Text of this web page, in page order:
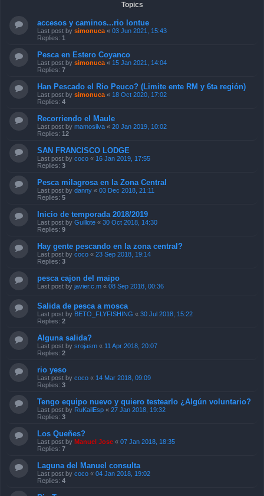
Topics
accesos y caminos...rio lontue
Last post by simonuca « 03 Jun 2021, 15:43
Replies: 1
Pesca en Estero Coyanco
Last post by simonuca « 15 Jan 2021, 14:04
Replies: 7
Han Pescado el Rio Peuco? (Limite ente RM y 6ta región)
Last post by simonuca « 18 Oct 2020, 17:02
Replies: 4
Recorriendo el Maule
Last post by mamosilva « 20 Jan 2019, 10:02
Replies: 12
SAN FRANCISCO LODGE
Last post by coco « 16 Jan 2019, 17:55
Replies: 3
Pesca milagrosa en la Zona Central
Last post by danny « 03 Dec 2018, 21:11
Replies: 5
Inicio de temporada 2018/2019
Last post by Guillote « 30 Oct 2018, 14:30
Replies: 9
Hay gente pescando en la zona central?
Last post by coco « 23 Sep 2018, 19:14
Replies: 3
pesca cajon del maipo
Last post by javier.c.m « 08 Sep 2018, 00:36
Salida de pesca a mosca
Last post by BETO_FLYFISHING « 30 Jul 2018, 15:22
Replies: 2
Alguna salida?
Last post by srojasm « 11 Apr 2018, 20:07
Replies: 2
rio yeso
Last post by coco « 14 Mar 2018, 09:09
Replies: 3
Tengo equipo nuevo y quiero testearlo ¿Algún voluntario?
Last post by RuKailEsp « 27 Jan 2018, 19:32
Replies: 3
Los Queñes?
Last post by Manuel Jose « 07 Jan 2018, 18:35
Replies: 7
Laguna del Manuel consulta
Last post by coco « 04 Jan 2018, 19:02
Replies: 4